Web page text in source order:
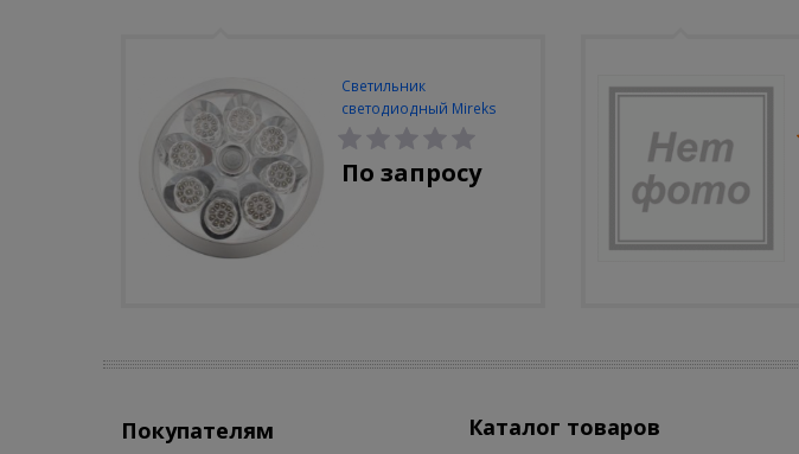
Светильник
светодиодный Mireks
С-310-80-S (5W/4000-
5000K/500lm/датчик
движения)
По запросу
Покупателям Каталог товаров